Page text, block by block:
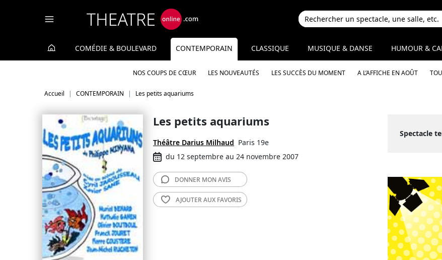
COMÉDIE & BOULEVARD CONTEMPORAIN
NOS COUPS DE CŒUR LES NOUVEAUTÉS LES SUCCÈS DU MOMENT A L’AFFICHE EN AOÛT
CLASSIQUE MUSIQUE & DANSE HUMOUR &
Accueil CONTEMPORAIN Les petits aquariums
Les petits aquariums
Théâtre Darius Milhaud Paris 19e
du 12 septembre au 24 novembre 2007
DONNER MON AVIS
AJOUTER AUX FAVORIS
Spectacle